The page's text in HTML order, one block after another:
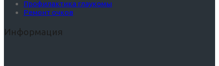
Профилактика глаукомы
Ремонт очков
Информация